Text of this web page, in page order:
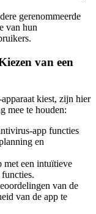
gerenommeerde
van hun
van een
kiest, zijn hier
mee te houden:
app functies
en
met een intuïtieve
van de
van de app te